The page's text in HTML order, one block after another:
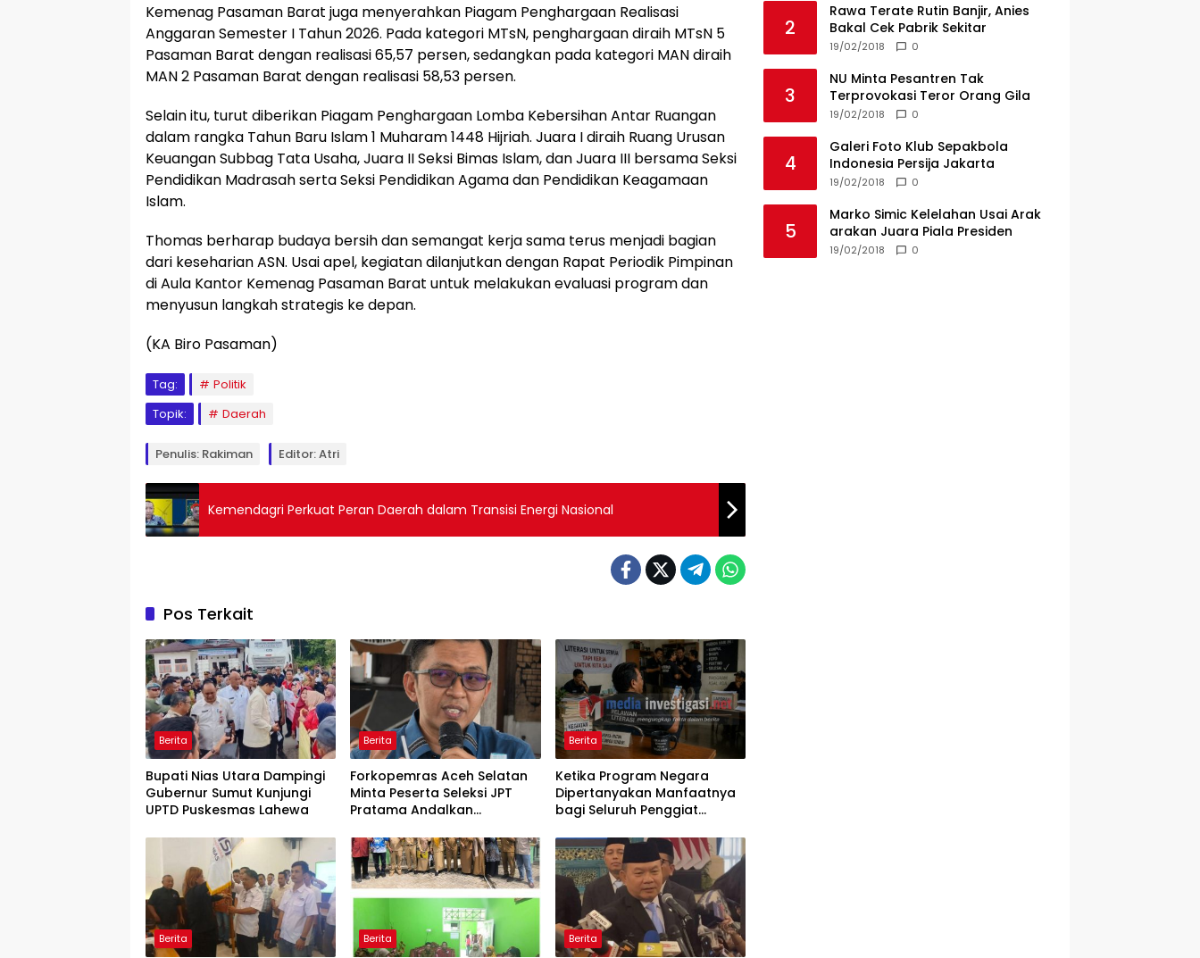
Kemenag Pasaman Barat juga menyerahkan Piagam Penghargaan Realisasi
Anggaran Semester I Tahun 2026. Pada kategori MTsN, penghargaan diraih MTsN 5
Pasaman Barat dengan realisasi 65,57 persen, sedangkan pada kategori MAN diraih
MAN 2 Pasaman Barat dengan realisasi 58,53 persen.
Selain itu, turut diberikan Piagam Penghargaan Lomba Kebersihan Antar Ruangan
dalam rangka Tahun Baru Islam 1 Muharam 1448 Hijriah. Juara I diraih Ruang Urusan
Keuangan Subbag Tata Usaha, Juara II Seksi Bimas Islam, dan Juara III bersama Seksi
Pendidikan Madrasah serta Seksi Pendidikan Agama dan Pendidikan Keagamaan
Islam.
Thomas berharap budaya bersih dan semangat kerja sama terus menjadi bagian
dari keseharian ASN. Usai apel, kegiatan dilanjutkan dengan Rapat Periodik Pimpinan
di Aula Kantor Kemenag Pasaman Barat untuk melakukan evaluasi program dan
menyusun langkah strategis ke depan.
(KA Biro Pasaman)
Tag:
Politik
Topik:
Daerah
Penulis: Rakiman Editor: Atri
Kemendagri Perkuat Peran Daerah dalam Transisi Energi Nasional
Pos Terkait
Berita
Bupati Nias Utara Dampingi
Gubernur Sumut Kunjungi
UPTD Puskesmas Lahewa
Berita
Forkopemras Aceh Selatan
Minta Peserta Seleksi JPT
Pratama Andalkan
Bukan Kedekatan
Berita
Ketika Program Negara
Dipertanyakan Manfaatnya
bagi Seluruh Penggiat
Berita Berita Berita
2
Rawa Terate Rutin Banjir, Anies
Bakal Cek Pabrik Sekitar
19/02/2018 0
3
NU Minta Pesantren Tak
Terprovokasi Teror Orang Gila
19/02/2018 0
4
Galeri Foto Klub Sepakbola
Indonesia Persija Jakarta
19/02/2018 0
5
Marko Simic Kelelahan Usai Arak
arakan Juara Piala Presiden
19/02/2018 0